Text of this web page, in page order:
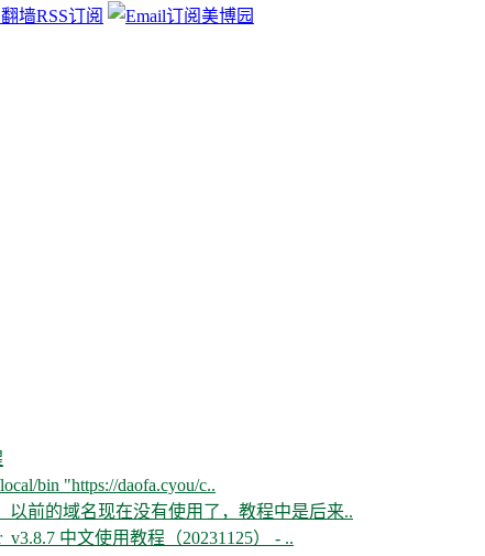
bin "https://daofa.cyou/c..
以前的域名现在没有使用了，教程中是后来..
中文使用教程（20231125） - ..